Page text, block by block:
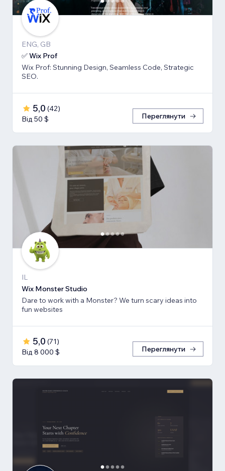
ENG, GB
✅ Wix Prof
Wix Prof: Stunning Design, Seamless Code, Strategic
SEO.
5,0 (42)
Від 50 $
Переглянути
IL
Wix Monster Studio
Dare to work with a Monster? We turn scary ideas into
fun websites
5,0 (71)
Від 8 000 $
Переглянути